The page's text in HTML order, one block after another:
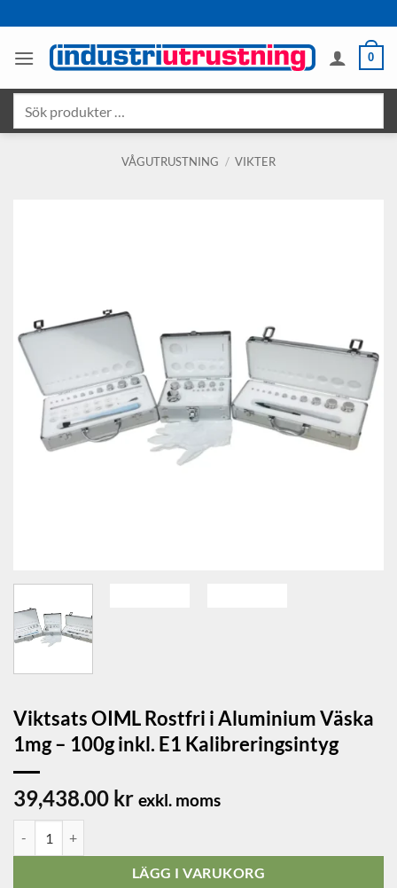
to
content
0
produkter
VÅGUTRUSTNING / VIKTER
Viktsats OIML Rostfri i Aluminium Väska
1mg – 100g inkl. E1 Kalibreringsintyg
39,438.00 kr exkl. moms
LÄGG I VARUKORG